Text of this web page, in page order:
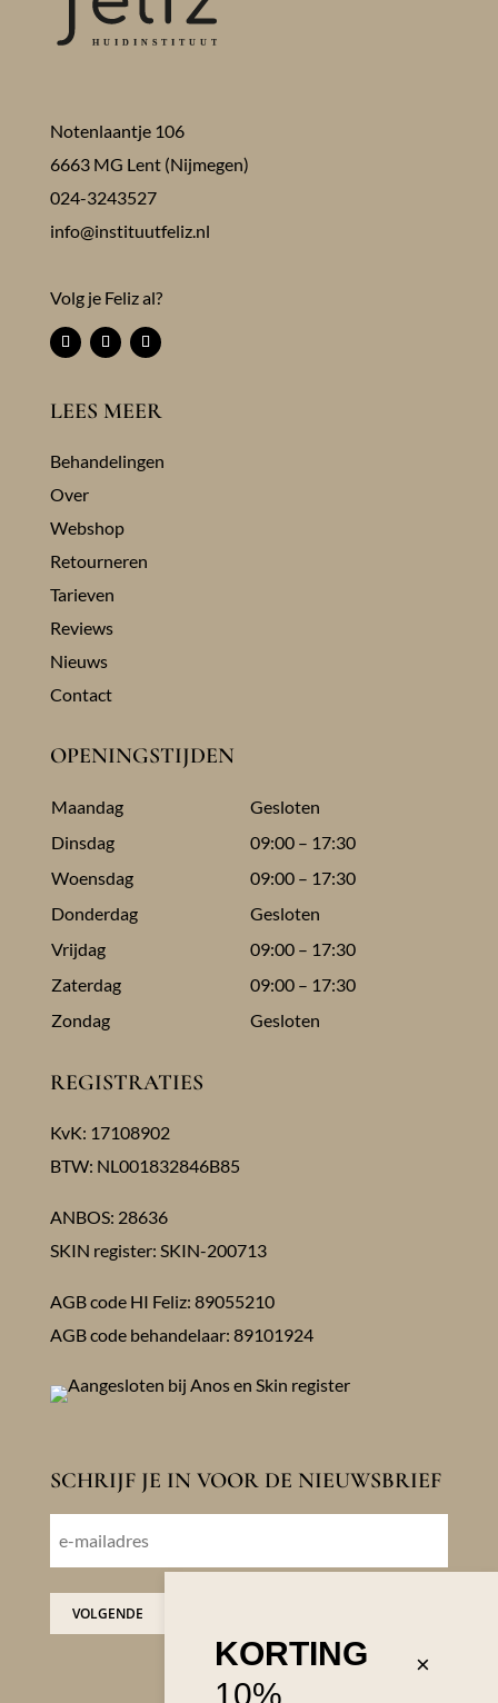
Notenlaantje 106
6663 MG Lent (Nijmegen)
024-3243527
info@instituutfeliz.nl
Volg je Feliz al?
LEES MEER
Behandelingen
Over
Webshop
Retourneren
Tarieven
Reviews
Nieuws
Contact
OPENINGSTIJDEN
Maandag
Gesloten
Dinsdag
09:00 – 17:30
Woensdag
09:00 – 17:30
Donderdag
Gesloten
Vrijdag
09:00 – 17:30
Zaterdag
09:00 – 17:30
Zondag
Gesloten
REGISTRATIES
KvK: 17108902
BTW: NL001832846B85
ANBOS: 28636
SKIN register: SKIN-200713
AGB code HI Feliz: 89055210
AGB code behandelaar: 89101924
SCHRIJF JE IN VOOR DE NIEUWSBRIEF
VOLGENDE
×
KORTING
10%